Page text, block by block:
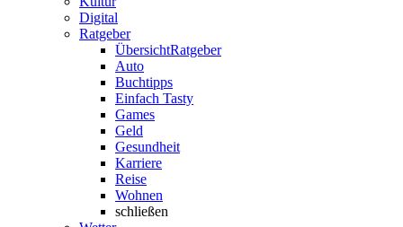
Digital
Ratgeber
ÜbersichtRatgeber
Auto
Buchtipps
Einfach Tasty
Games
Geld
Gesundheit
Karriere
Reise
Wohnen
schließen